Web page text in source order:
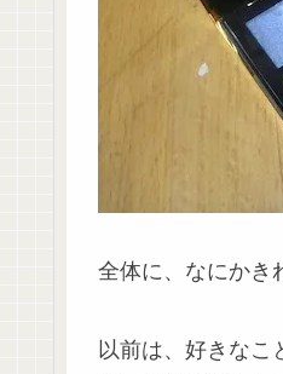
全体に、なにかき
以前は、好きなこ